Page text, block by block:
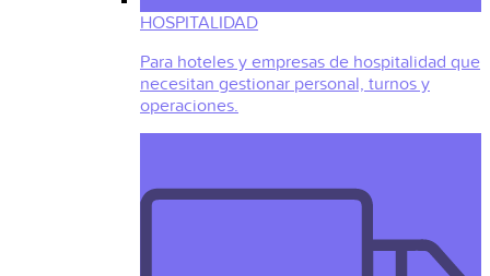
HOSPITALIDAD
Para hoteles y empresas de hospitalidad que
necesitan gestionar personal, turnos y
operaciones.